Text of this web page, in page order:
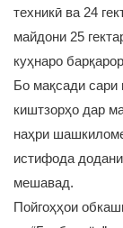
техникӣ ва 24
майдони 25
куҳнаро
Бо мақсади сари
киштзорҳо дар
наҳри
истифода
мешавад.
Пойгоҳҳои